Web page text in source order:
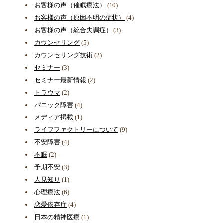
お客様の声（催眠療法）
(10)
お客様の声（原因不明の症状）
(4)
お客様の声（統合失調症）
(3)
カウンセリング (5)
カウンセリング技術 (2)
セミナー (3)
セミナー最新情報 (2)
トラウマ (2)
パニック障害 (4)
メディア掲載 (1)
ライフファクトリーについて (9)
不安障害 (4)
不眠 (2)
予期不安 (3)
人見知り (1)
心理療法 (6)
恋愛依存症 (4)
日本の精神医療 (1)